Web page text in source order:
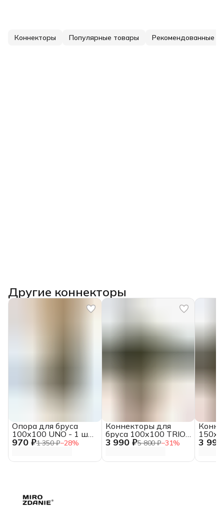
Коннекторы Популярные товары Рекомендованные
Другие коннекторы
970 ₽1 350 ₽−28%
Опора для бруса
100х100 UNO - 1 шт,
цвет мох, с
3 990 ₽5 800 ₽−31%
Коннекторы для
бруса 100x100 TRIO -
2 шт, цвет мох, с
3
цвет